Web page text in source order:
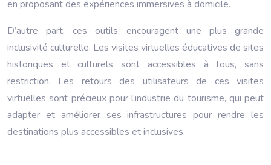
en proposant des expériences immersives à domicile.
D’autre part, ces outils encouragent une plus grande
inclusivité culturelle. Les visites virtuelles éducatives de sites
historiques et culturels sont accessibles à tous, sans
restriction. Les retours des utilisateurs de ces visites
virtuelles sont précieux pour l’industrie du tourisme, qui peut
adapter et améliorer ses infrastructures pour rendre les
destinations plus accessibles et inclusives.